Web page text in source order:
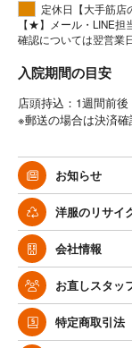
定休日【
【★】メール・LINE
確認については翌営業
入院期間の目安
店頭持込：1週間前後
※郵送の場合は決済確
お知らせ
洋服のリサイ
会社情報
お直しスタッ
特定商取引法